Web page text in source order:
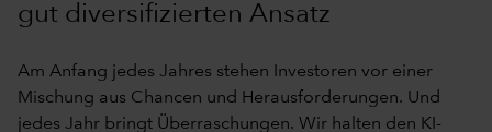
gut diversifizierten Ansatz
Am Anfang jedes Jahres stehen Investoren vor einer
Mischung aus Chancen und Herausforderungen. Und
jedes Jahr bringt Überraschungen. Wir halten den KI-